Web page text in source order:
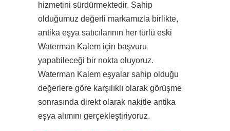
hizmetini sürdürmektedir. Sahip
olduğumuz değerli markamızla birlikte,
antika eşya satıcılarının her türlü eski
Waterman Kalem için başvuru
yapabileceği bir nokta oluyoruz.
Waterman Kalem eşyalar sahip olduğu
değerlere göre karşılıklı olarak görüşme
sonrasında direkt olarak nakitle antika
eşya alımını gerçekleştiriyoruz.